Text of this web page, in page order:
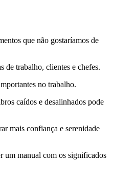
que não gostaríamos de
de trabalho, clientes e chefes.
no trabalho.
caídos e desalinhados pode
mais confiança e serenidade
um manual com os significados